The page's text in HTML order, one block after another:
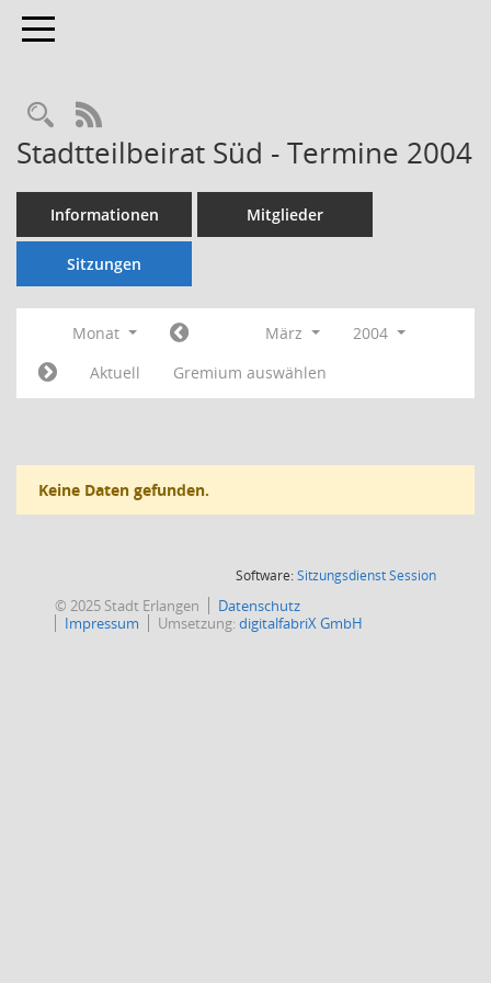
Toggle navigation
Rechercheauswahl
RSS-Feed
Stadtteilbeirat Süd - Termine 2004
Informationen Mitglieder
Sitzungen
Monat März
2004
Aktuell
Gremium auswählen
Keine Daten gefunden.
Software:SitzungsdienstSession(Wird in
© 2025 Stadt Erlangen
Datenschutz
Impressum
Umsetzung:digitalfabriX GmbH